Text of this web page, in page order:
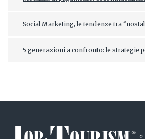
Social Marketing, le tendenze tra
5 generazioni a confronto: le strategie